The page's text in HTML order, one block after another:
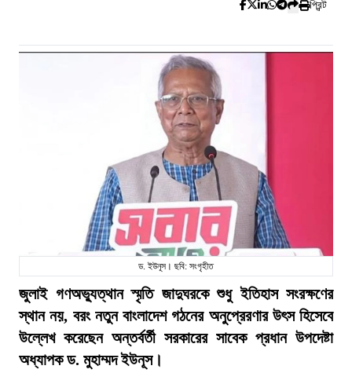
প্রিন্ট
ড. ইউনূস। ছবি: সংগৃহীত
জুলাই গণঅভ্যুত্থান স্মৃতি জাদুঘরকে শুধু ইতিহাস সংরক্ষণের
স্থান নয়, বরং নতুন বাংলাদেশ গঠনের অনুপ্রেরণার উৎস হিসেবে
উল্লেখ করেছেন অন্তর্বর্তী সরকারের সাবেক প্রধান উপদেষ্টা
অধ্যাপক ড. মুহাম্মদ ইউনূস।